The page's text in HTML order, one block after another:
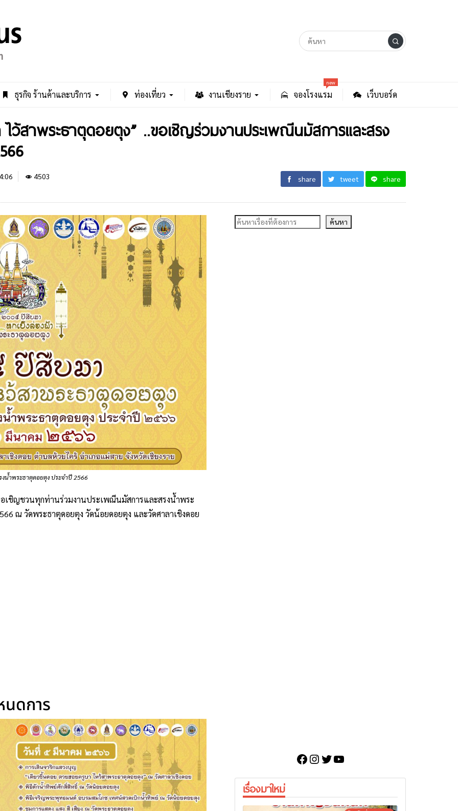
ธุรกิจ ร้านค้าและบริการ ท่องเที่ยว งานเชียงราย จองโรงแรม
new
เว็บบอร์ด
ว้สาพระธาตุดอยตุง” ..ขอเชิญร่วมงานประเพณีนมัสการและสรง
4503 share tweet share
น้ำพระธาตุดอยตุง ประจำปี 2566
เชิญชวนทุกท่านร่วมงานประเพณีนมัสการและสรงน้ำพระ
ณ วัดพระธาตุดอยตุง วัดน้อยดอยตุง และวัดศาลาเชิงดอย
นดการ
ค้นหา ค้นหา
Facebook
Instagram
Twitter
YouTube
เรื่องมาใหม่